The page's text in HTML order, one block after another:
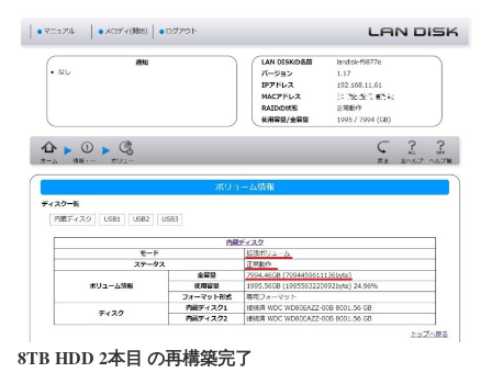
8TB HDD 2本目 の再構築完了